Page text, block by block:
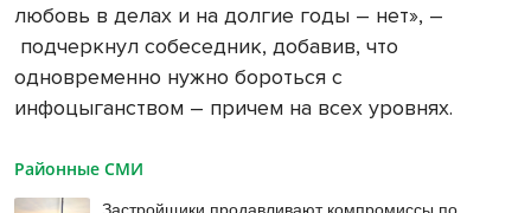
любовь в делах и на долгие годы – нет», –
подчеркнул собеседник, добавив, что
одновременно нужно бороться с
инфоцыганством – причем на всех уровнях.
Районные СМИ